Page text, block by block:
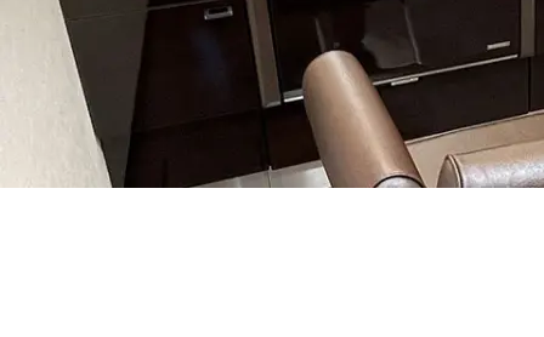
はじめての方へ